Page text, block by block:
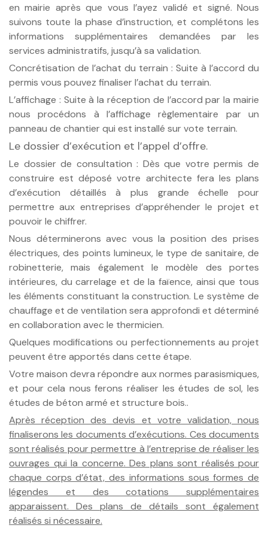
en mairie après que vous l’ayez validé et signé. Nous
suivons toute la phase d’instruction, et complétons les
informations supplémentaires demandées par les
services administratifs, jusqu’à sa validation.
Concrétisation de l’achat du terrain : Suite à l’accord du
permis vous pouvez finaliser l’achat du terrain.
L’affichage : Suite à la réception de l’accord par la mairie
nous procédons à l’affichage règlementaire par un
panneau de chantier qui est installé sur vote terrain.
Le dossier d’exécution et l’appel d’offre.
Le dossier de consultation : Dès que votre permis de
construire est déposé votre architecte fera les plans
d’exécution détaillés à plus grande échelle pour
permettre aux entreprises d’appréhender le projet et
pouvoir le chiffrer.
Nous déterminerons avec vous la position des prises
électriques, des points lumineux, le type de sanitaire, de
robinetterie, mais également le modèle des portes
intérieures, du carrelage et de la faïence, ainsi que tous
les éléments constituant la construction. Le système de
chauffage et de ventilation sera approfondi et déterminé
en collaboration avec le thermicien.
Quelques modifications ou perfectionnements au projet
peuvent être apportés dans cette étape.
Votre maison devra répondre aux normes parasismiques,
et pour cela nous ferons réaliser les études de sol, les
études de béton armé et structure bois..
Après réception des devis et votre validation, nous
finaliserons les documents d’exécutions. Ces documents
sont réalisés pour permettre à l’entreprise de réaliser les
ouvrages qui la concerne. Des plans sont réalisés pour
chaque corps d’état, des informations sous formes de
légendes et des cotations supplémentaires
apparaissent. Des plans de détails sont également
réalisés si nécessaire.